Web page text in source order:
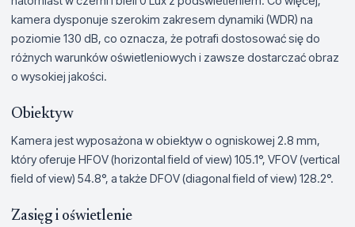
kamera dysponuje szerokim zakresem dynamiki (WDR) na
poziomie 130 dB, co oznacza, że potrafi dostosować się do
różnych warunków oświetleniowych i zawsze dostarczać obraz
o wysokiej jakości.
Obiektyw
Kamera jest wyposażona w obiektyw o ogniskowej 2.8 mm,
który oferuje HFOV (horizontal field of view) 105.1°, VFOV (vertical
field of view) 54.8°, a także DFOV (diagonal field of view) 128.2°.
Zasięg i oświetlenie